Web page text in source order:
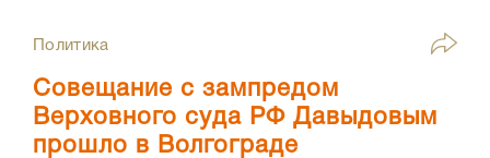
Политика
Совещание с зампредом
Верховного суда РФ Давыдовым
прошло в Волгограде